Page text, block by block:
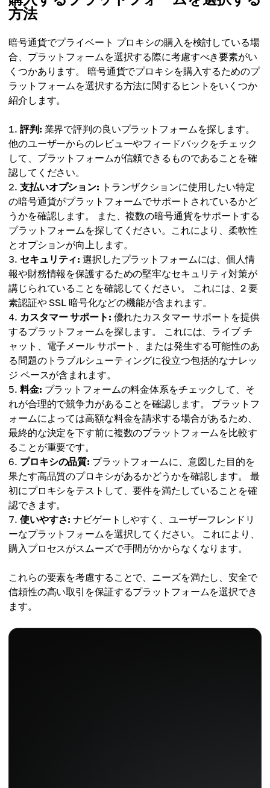
方法
暗号通貨でプライベート プロキシの購入を検討している場
合、プラットフォームを選択する際に考慮すべき要素がい
くつかあります。 暗号通貨でプロキシを購入するためのプ
ラットフォームを選択する方法に関するヒントをいくつか
紹介します。
評判: 業界で評判の良いプラットフォームを探します。
他のユーザーからのレビューやフィードバックをチェック
して、プラットフォームが信頼できるものであることを確
認してください。
支払いオプション: トランザクションに使用したい特定
の暗号通貨がプラットフォームでサポートされているかど
うかを確認します。 また、複数の暗号通貨をサポートする
プラットフォームを探してください。これにより、柔軟性
とオプションが向上します。
セキュリティ: 選択したプラットフォームには、個人情
報や財務情報を保護するための堅牢なセキュリティ対策が
講じられていることを確認してください。 これには、2 要
素認証や SSL 暗号化などの機能が含まれます。
カスタマー サポート: 優れたカスタマー サポートを提供
するプラットフォームを探します。 これには、ライブ チ
ャット、電子メール サポート、または発生する可能性のあ
る問題のトラブルシューティングに役立つ包括的なナレッ
ジ ベースが含まれます。
料金: プラットフォームの料金体系をチェックして、そ
れが合理的で競争力があることを確認します。 プラットフ
ォームによっては高額な料金を請求する場合があるため、
最終的な決定を下す前に複数のプラットフォームを比較す
ることが重要です。
プロキシの品質: プラットフォームに、意図した目的を
果たす高品質のプロキシがあるかどうかを確認します。 最
初にプロキシをテストして、要件を満たしていることを確
認できます。
使いやすさ: ナビゲートしやすく、ユーザーフレンドリ
ーなプラットフォームを選択してください。 これにより、
購入プロセスがスムーズで手間がかからなくなります。
これらの要素を考慮することで、ニーズを満たし、安全で
信頼性の高い取引を保証するプラットフォームを選択でき
ます。